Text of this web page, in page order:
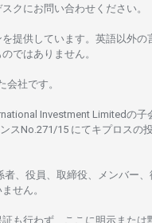
クに お問い合わせくださ い。
を提供しています。 英語以外の
のではありません。
会社です。
Investment Limitedの子
スNo.271/15 にてキプロスの
、役員、取締役、メンバー、
せん。
証も行わず、 ここに 明示または